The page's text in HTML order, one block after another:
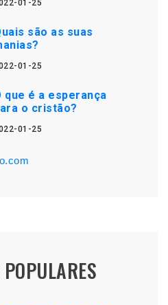
01-25
são as suas
01-25
que é a esperança
o cristão?
01-25